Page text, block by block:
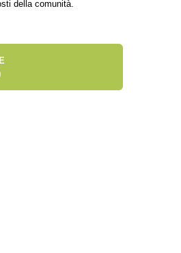
della comunità.